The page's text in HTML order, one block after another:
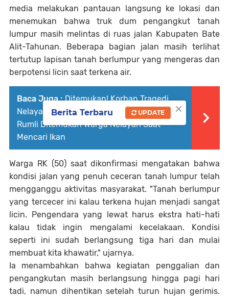
media melakukan pantauan langsung ke lokasi dan
menemukan bahwa truk dum pengangkut tanah
lumpur masih melintas di ruas jalan Kabupaten Bate
Alit-Tahunan. Beberapa bagian jalan masih terlihat
tertutup lapisan tanah berlumpur yang mengeras dan
berpotensi licin saat terkena air.
Baca Juga : Ditemukan! Korban Tragedi
Nelayan Rumli yang Hilang 3 Hari, Jasad
Rumli Ditemukan Warga Nelayan Saat
Mencari Ikan
Warga RK (50) saat dikonfirmasi mengatakan bahwa
kondisi jalan yang penuh ceceran tanah lumpur telah
mengganggu aktivitas masyarakat. "Tanah berlumpur
yang tercecer ini kalau terkena hujan menjadi sangat
licin. Pengendara yang lewat harus ekstra hati-hati
kalau tidak ingin mengalami kecelakaan. Kondisi
seperti ini sudah berlangsung tiga hari dan mulai
membuat kita khawatir," ujarnya.
Ia menambahkan bahwa kegiatan penggalian dan
pengangkutan masih berlangsung hingga pagi hari
tadi, namun dihentikan setelah turun hujan gerimis.
×
Berita Terbaru UPDATE